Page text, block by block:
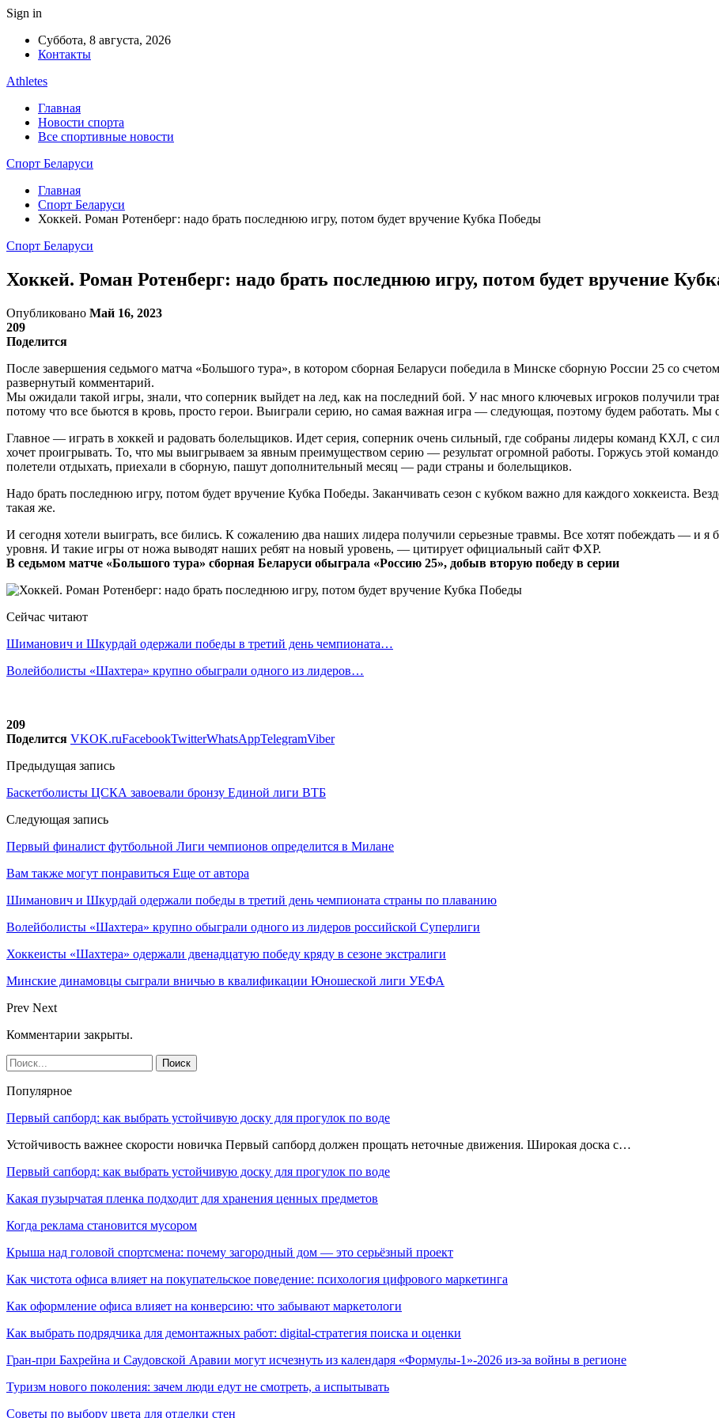
Sign in
Суббота, 8 августа, 2026
Контакты
Athletes
Главная
Новости спорта
Все спортивные новости
Спорт Беларуси
Главная
Спорт Беларуси
Хоккей. Роман Ротенберг: надо брать последнюю игру, потом будет вручение Кубка Победы
Спорт Беларуси
Хоккей. Роман Ротенберг: надо брать последнюю игру, потом будет вручение
Опубликовано Май 16, 2023
209
Поделится
После завершения седьмого матча «Большого тура», в котором сборная Беларуси победила в Минске сборную России 25 со
развернутый комментарий.
Мы ожидали такой игры, знали, что соперник выйдет на лед, как на последний бой. У нас много ключевых игроков получили
потому что все бьются в кровь, просто герои. Выиграли серию, но самая важная игра — следующая, поэтому будем работать. Мы
Главное — играть в хоккей и радовать болельщиков. Идет серия, соперник очень сильный, где собраны лидеры команд КХЛ, с
хочет проигрывать. То, что мы выигрываем за явным преимуществом серию — результат огромной работы. Горжусь этой
полетели отдыхать, приехали в сборную, пашут дополнительный месяц — ради страны и болельщиков.
Надо брать последнюю игру, потом будет вручение Кубка Победы. Заканчивать сезон с кубком важно для каждого хоккеиста.
такая же.
И сегодня хотели выиграть, все бились. К сожалению два наших лидера получили серьезные травмы. Все хотят побеждать — и
уровня. И такие игры от ножа выводят наших ребят на новый уровень, — цитирует официальный сайт ФХР.
В седьмом матче «Большого тура» сборная Беларуси обыграла «Россию 25», добыв вторую победу в серии
Сейчас читают
Шиманович и Шкурдай одержали победы в третий день чемпионата…
Волейболисты «Шахтера» крупно обыграли одного из лидеров…
209
Поделится VKOK.ruFacebookTwitterWhatsAppTelegramViber
Предыдущая запись
Баскетболисты ЦСКА завоевали бронзу Единой лиги ВТБ
Следующая запись
Первый финалист футбольной Лиги чемпионов определится в Милане
Вам также могут понравиться Еще от автора
Шиманович и Шкурдай одержали победы в третий день чемпионата страны по плаванию
Волейболисты «Шахтера» крупно обыграли одного из лидеров российской Суперлиги
Хоккеисты «Шахтера» одержали двенадцатую победу кряду в сезоне экстралиги
Минские динамовцы сыграли вничью в квалификации Юношеской лиги УЕФА
Prev Next
Комментарии закрыты.
Популярное
Первый сапборд: как выбрать устойчивую доску для прогулок по воде
Устойчивость важнее скорости новичка Первый сапборд должен прощать неточные движения. Широкая доска с…
Первый сапборд: как выбрать устойчивую доску для прогулок по воде
Какая пузырчатая пленка подходит для хранения ценных предметов
Когда реклама становится мусором
Крыша над головой спортсмена: почему загородный дом — это серьёзный проект
Как чистота офиса влияет на покупательское поведение: психология цифрового маркетинга
Как оформление офиса влияет на конверсию: что забывают маркетологи
Как выбрать подрядчика для демонтажных работ: digital-стратегия поиска и оценки
Гран-при Бахрейна и Саудовской Аравии могут исчезнуть из календаря «Формулы-1»-2026 из-за войны в регионе
Туризм нового поколения: зачем люди едут не смотреть, а испытывать
Советы по выбору цвета для отделки стен